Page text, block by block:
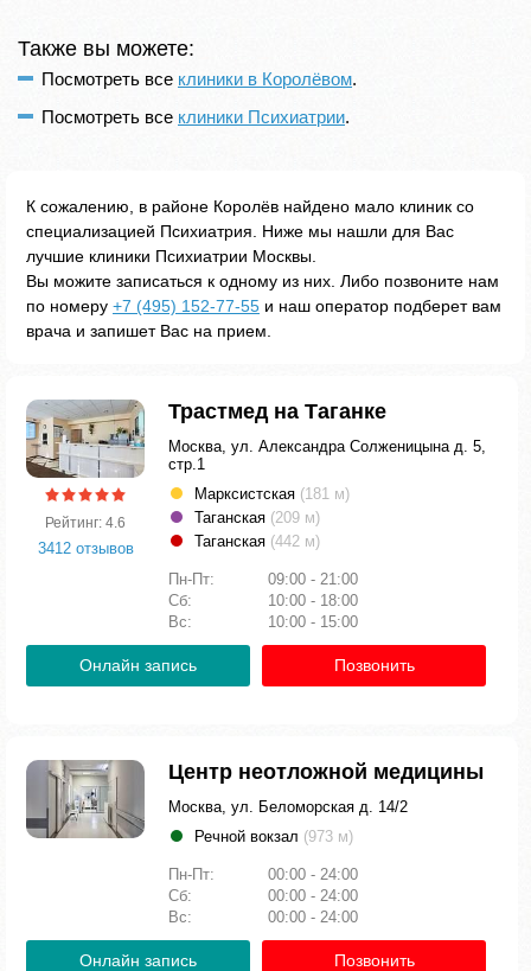
Также вы можете:
Посмотреть все клиники в Королёвом.
Посмотреть все клиники Психиатрии.
К сожалению, в районе Королёв найдено мало клиник со
специализацией Психиатрия. Ниже мы нашли для Вас
лучшие клиники Психиатрии Москвы.
Вы можите записаться к одному из них. Либо позвоните нам
по номеру +7 (495) 152-77-55 и наш оператор подберет вам
врача и запишет Вас на прием.
Рейтинг: 4.6
3412 отзывов
Трастмед на Таганке
Москва, ул. Александра Солженицына д. 5,
стр.1
Марксистская (181 м)
Таганская (209 м)
Таганская (442 м)
Пн-Пт:
09:00 - 21:00
Сб:
10:00 - 18:00
Вс:
10:00 - 15:00
Онлайн запись Позвонить
Центр неотложной медицины
Москва, ул. Беломорская д. 14/2
Речной вокзал (973 м)
Пн-Пт:
00:00 - 24:00
Сб:
00:00 - 24:00
Вс:
00:00 - 24:00
Онлайн запись Позвонить